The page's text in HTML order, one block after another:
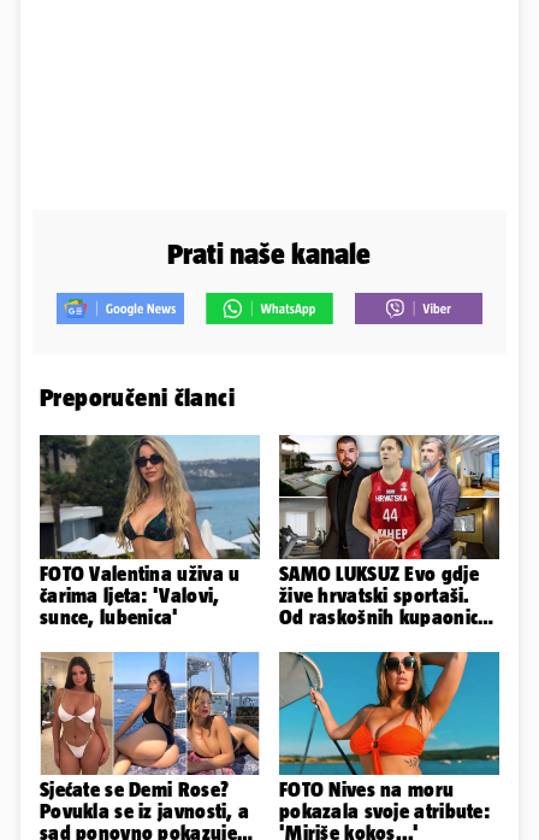
Prati naše kanale
Preporučeni članci
FOTO Valentina uživa u
čarima ljeta: 'Valovi,
sunce, lubenica'
SAMO LUKSUZ Evo gdje
žive hrvatski sportaši.
Od raskošnih kupaonica
Sjećate se Demi Rose?
Povukla se iz javnosti, a
sad ponovno pokazuje
FOTO Nives na moru
pokazala svoje atribute:
'Miriše kokos...'